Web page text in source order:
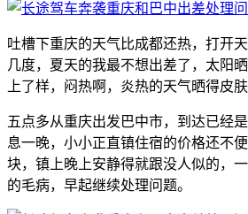
吐槽下重庆的天气比成都还热，打开
几度，夏天的我最不想出差了，太阳
上了样，闷热啊，炎热的天气晒得皮肤
五点多从重庆出发巴中市，到达已经
息一晚，小小正直镇住宿的价格还不
块，镇上晚上安静得就跟没人似的，
的毛病，早起继续处理问题。